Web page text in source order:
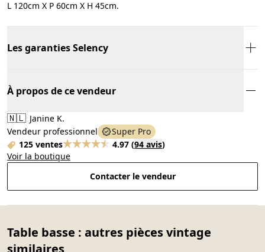
L 120cm X P 60cm X H 45cm.
Les garanties Selency
À propos de ce vendeur
🇳🇱 Janine K.
Vendeur professionnel
Super Pro
125 ventes
4.97 (94 avis)
Voir la boutique
Contacter le vendeur
Table basse : autres pièces vintage
similaires